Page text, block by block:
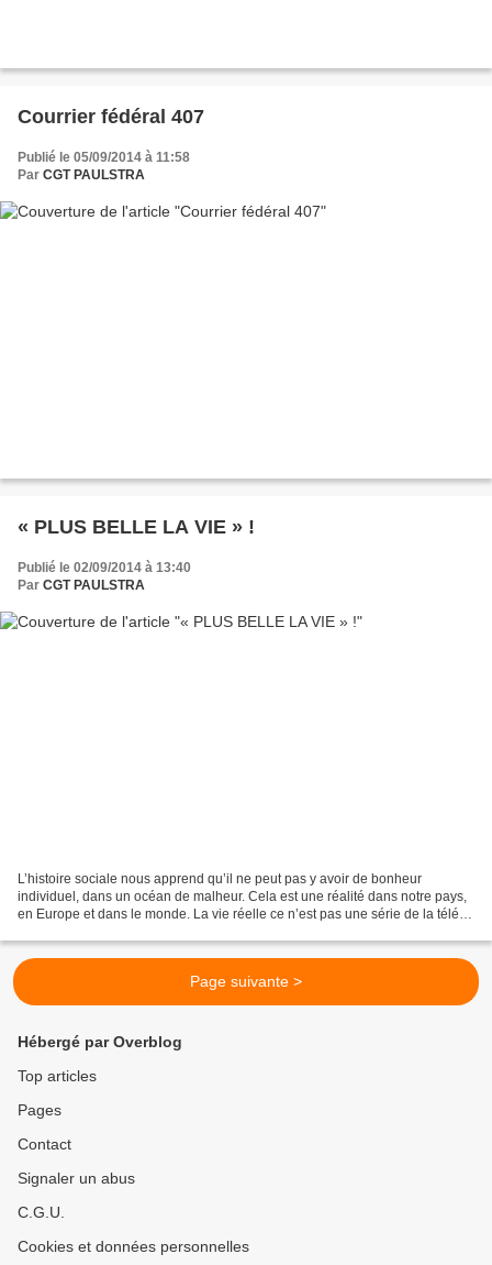
Courrier fédéral 407
Publié le 05/09/2014 à 11:58
Par CGT PAULSTRA
« PLUS BELLE LA VIE » !
Publié le 02/09/2014 à 13:40
Par CGT PAULSTRA
L’histoire sociale nous apprend qu’il ne peut pas y avoir de bonheur
individuel, dans un océan de malheur. Cela est une réalité dans notre pays,
en Europe et dans le monde. La vie réelle ce n’est pas une série de la télé
Page suivante >
Hébergé par Overblog
Top articles
Pages
Contact
Signaler un abus
C.G.U.
Cookies et données personnelles